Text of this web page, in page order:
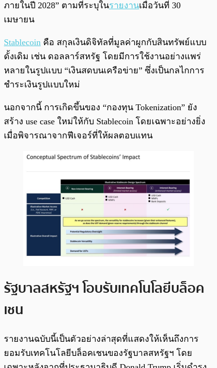
ภายในปี 2028” ตามที่ระบุในรายงานเมื่อวันที่ 30
เมษายน
Stablecoin คือ สกุลเงินดิจิทัลที่มูลค่าผูกกับสินทรัพย์แบบ
ดั้งเดิม เช่น ดอลลาร์สหรัฐ โดยมีการใช้งานอย่างแพร่
หลายในรูปแบบ “เงินสดบนเครือข่าย” ซึ่งเป็นกลไกการ
ชำระเงินรูปแบบใหม่
นอกจากนี้ การเกิดขึ้นของ “กองทุน​ Tokenization” ยัง
สร้าง use case ใหม่ให้กับ Stablecoin โดยเฉพาะอย่างยิ่ง
เมื่อพิจารณาจากฟีเจอร์ที่ให้ผลตอบแทน
รัฐบาลสหรัฐฯ โอบรับเทคโนโลยีบล็อค
เชน
รายงานฉบับนี้เป็นตัวอย่างล่าสุดที่แสดงให้เห็นถึงการ
ยอมรับเทคโนโลยีบล็อคเชนของรัฐบาลสหรัฐฯ โดย